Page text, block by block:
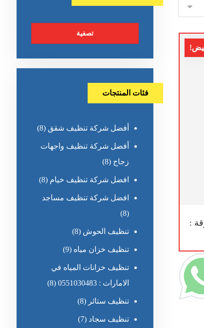
:
تصفية
فئات المنتجات
أفضل شركة تنظيف شقق (8)
أفضل شركة تنظيف واجهات
زجاج (8)
افضل شركة تنظيف خيام (8)
افضل شركة تنظيف مساجد
(8)
تنظيف الحوش (8)
تنظيف خزان مياه (9)
تنظيف خزانات المياه في
الامارات : 0551030483
(8)
تنظيف ستائر (8)
تنظيف سجاد (7)